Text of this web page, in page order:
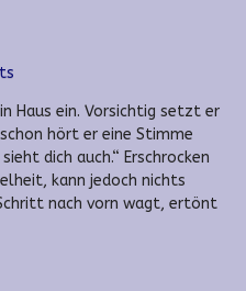
Haus ein. Vorsichtig setzt er
hört er eine Stimme
dich auch.“ Erschrocken
kann jedoch nichts
nach vorn wagt, ertönt